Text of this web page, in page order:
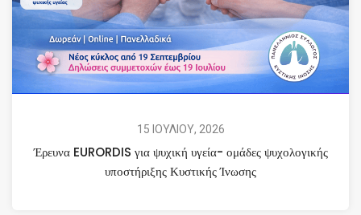
15 ΙΟΥΛΙΟΥ, 2026
Έρευνα EURORDIS για ψυχική υγεία- ομάδες ψυχολογικής
υποστήριξης Κυστικής Ίνωσης